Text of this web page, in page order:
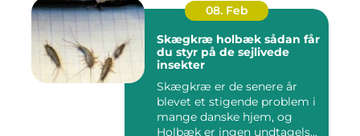
08. Feb
Skægkræ holbæk sådan får
du styr på de sejlivede
insekter
Skægkræ er de senere år
blevet et stigende problem i
mange danske hjem, og
Holbæk er ingen undtagels...